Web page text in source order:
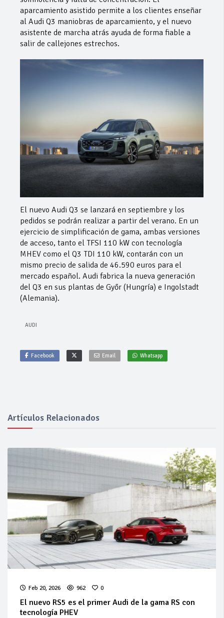
aparcamiento asistido permite a los clientes enseñar
al Audi Q3 maniobras de aparcamiento, y el nuevo
asistente de marcha atrás ayuda de forma fiable a
salir de callejones estrechos.
El nuevo Audi Q3 se lanzará en septiembre y los
pedidos se podrán realizar a partir del verano. En un
ejercicio de simplificación de gama, ambas versiones
de acceso, tanto el TFSI 110 kW con tecnología
MHEV como el Q3 TDI 110 kW, contarán con un
mismo precio de salida de 46.590 euros para el
mercado español. Audi fabrica la nueva generación
del Q3 en sus plantas de Győr (Hungría) e Ingolstadt
(Alemania).
AUDI
Facebook Email Whatsapp
Artículos Relacionados
Feb 20, 2026 962 0
El nuevo RS5 es el primer Audi de la gama RS con
tecnología PHEV